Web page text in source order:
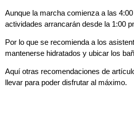
Aunque la marcha comienza a las
actividades arrancarán desde la 1:00
Por lo que se recomienda a los
mantenerse hidratados y ubicar los
Aquí otras recomendaciones de
llevar para poder disfrutar al máximo.